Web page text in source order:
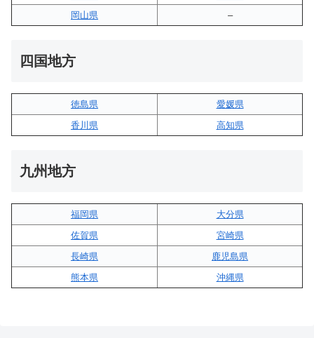
岡山県
–
四国地方
徳島県
愛媛県
香川県
高知県
九州地方
福岡県
大分県
佐賀県
宮崎県
長崎県
鹿児島県
熊本県
沖縄県